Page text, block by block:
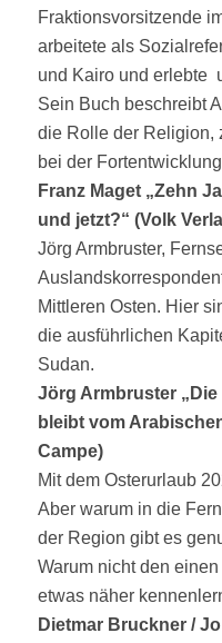
Fraktionsvorsitzende
arbeitete als
und Kairo und erlebte
Sein Buch beschreibt
die Rolle der Religion,
bei der
Franz Maget „Zehn
und jetzt?“ (Volk
Jörg Armbruster,
Mittleren Osten. Hier
die ausführlichen
Sudan.
Jörg Armbruster
bleibt vom
Campe)
Mit dem Osterurlaub
Aber warum in die
der Region gibt es
Warum nicht den
etwas näher
Dietmar Bruckner /